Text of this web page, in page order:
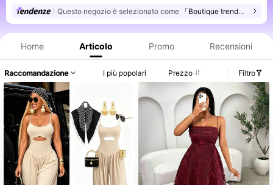
Questo negozio è selezionato come 「Boutique trendy」
Home Articolo Promo Recensioni
Raccomandazione I più popolari Prezzo Filtro